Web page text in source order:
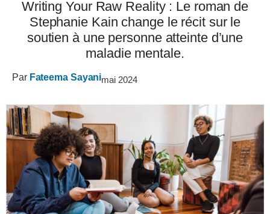
Writing Your Raw Reality : Le roman de
Stephanie Kain change le récit sur le
soutien à une personne atteinte d’une
maladie mentale.
Par Fateema Sayanimai 2024